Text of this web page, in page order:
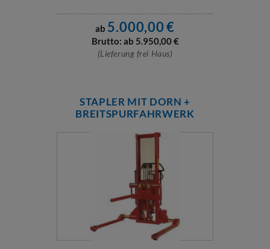
ab 5.000,00€
Brutto: ab 5.950,00€
(Lieferung frei Haus)
STAPLER MIT DORN +
BREITSPURFAHRWERK